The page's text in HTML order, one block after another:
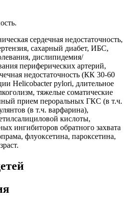
сердечная недостаточность,
сахарный диабет, ИБС,
дислипидемия/
периферических артерий,
недостаточность (КК 30-60
Helicobacter pylori, длительное
тяжелые соматические
прием пероральных ГКС (в т.ч.
(в т.ч. варфарина),
кислоты,
ингибиторов обратного захвата
флуоксетина, пароксетина,